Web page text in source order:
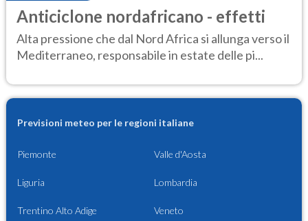
Anticiclone nordafricano - effetti
Alta pressione che dal Nord Africa si allunga verso il
Mediterraneo, responsabile in estate delle pi...
Previsioni meteo per le regioni italiane
Piemonte Valle d'Aosta
Liguria Lombardia
Trentino Alto Adige Veneto